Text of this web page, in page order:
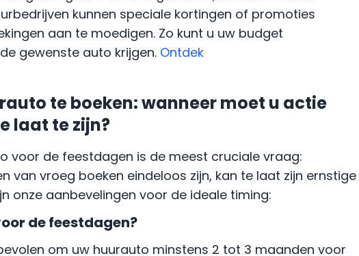
kunnen speciale kortingen of promoties
aan te moedigen. Zo kunt u uw budget
gewenste auto krijgen. Ontdek
te boeken: wanneer moet u actie
laat te zijn?
voor de feestdagen is de meest cruciale vraag:
van vroeg boeken eindeloos zijn, kan te laat zijn ernstige
onze aanbevelingen voor de ideale timing:
de feestdagen?
om uw huurauto minstens 2 tot 3 maanden voor